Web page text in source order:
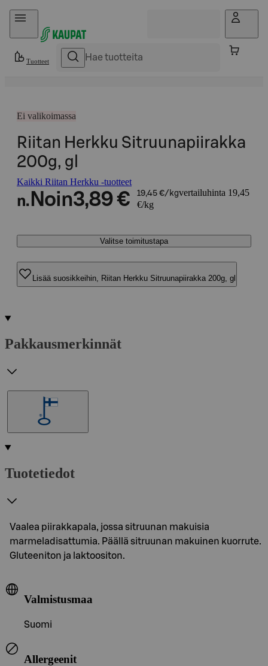
Hyppää sisältöön
Tuotteet
Ei valikoimassa
Riitan Herkku Sitruunapiirakka
200g, gl
Kaikki Riitan Herkku -tuotteet
n. Noin3,89 € 19,45 €/kgvertailuhinta 19,45
€/kg
Valitse toimitustapa
Lisää suosikkeihin, Riitan Herkku Sitruunapiirakka 200g, gl
Pakkausmerkinnät
Tuotetiedot
Vaalea piirakkapala, jossa sitruunan makuisia
marmeladisattumia. Päällä sitruunan makuinen kuorrute.
Gluteeniton ja laktoositon.
Valmistusmaa
Suomi
Allergeenit